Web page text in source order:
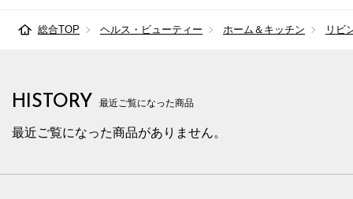
総合TOP ヘルス・ビューティー ホーム＆キッチン リビ
HISTORY 最近ご覧になった商品
最近ご覧になった商品がありません。